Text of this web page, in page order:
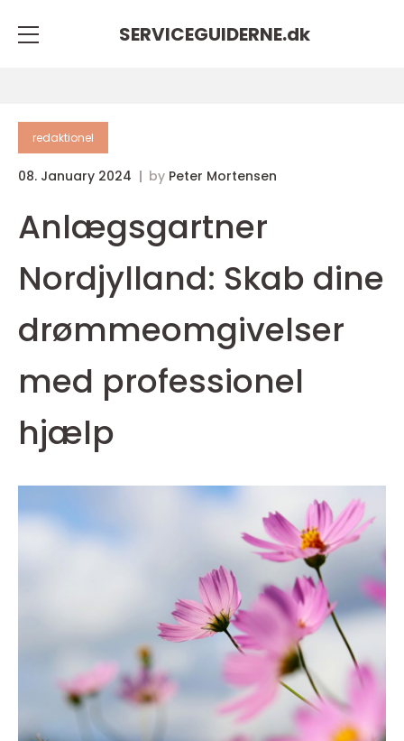
SERVICEGUIDERNE.dk
redaktionel
08. January 2024 by Peter Mortensen
Anlægsgartner
Nordjylland: Skab dine
drømmeomgivelser
med professionel
hjælp